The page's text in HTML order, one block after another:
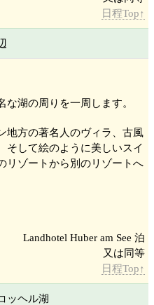
日程Top↑
な湖の周りを一周します。
地方の著名人のヴィラ、古風
そして絵のように美しいスイ
リゾートから別のリゾートへ
Landhotel Huber am See 泊
又は同等
日程Top↑
ッヘル湖